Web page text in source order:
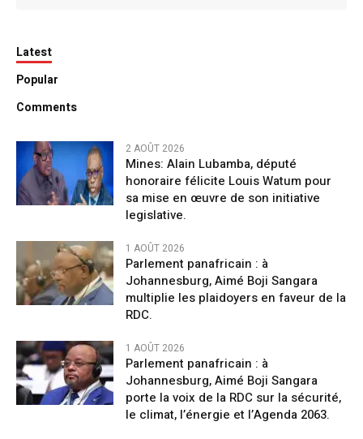
Latest
Popular
Comments
2 AOÛT 2026
Mines: Alain Lubamba, député
honoraire félicite Louis Watum pour
sa mise en œuvre de son initiative
legislative.
1 AOÛT 2026
Parlement panafricain : à
Johannesburg, Aimé Boji Sangara
multiplie les plaidoyers en faveur de la
RDC.
1 AOÛT 2026
Parlement panafricain : à
Johannesburg, Aimé Boji Sangara
porte la voix de la RDC sur la sécurité,
le climat, l’énergie et l’Agenda 2063.